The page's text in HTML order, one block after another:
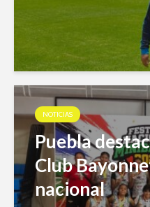
NOTICIAS
Puebla
Club
nacional